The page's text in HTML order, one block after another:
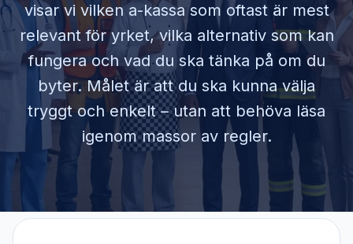
visar vi vilken a-kassa som oftast är mest
relevant för yrket, vilka alternativ som kan
fungera och vad du ska tänka på om du
byter. Målet är att du ska kunna välja
tryggt och enkelt – utan att behöva läsa
igenom massor av regler.